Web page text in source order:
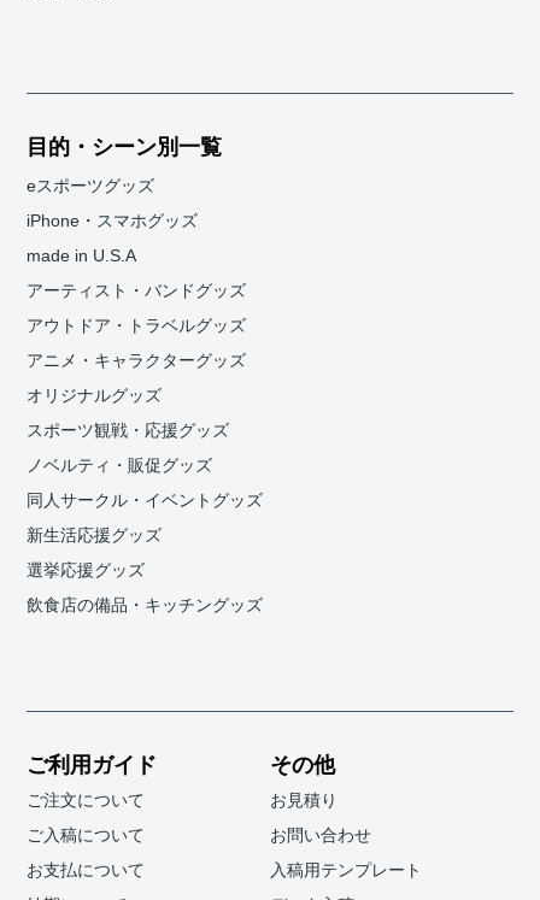
目的・シーン別一覧
eスポーツグッズ
iPhone・スマホグッズ
made in U.S.A
アーティスト・バンドグッズ
アウトドア・トラベルグッズ
アニメ・キャラクターグッズ
オリジナルグッズ
スポーツ観戦・応援グッズ
ノベルティ・販促グッズ
同人サークル・イベントグッズ
新生活応援グッズ
選挙応援グッズ
飲食店の備品・キッチングッズ
ご利用ガイド
ご注文について
ご入稿について
お支払について
その他
お見積り
お問い合わせ
入稿用テンプレート